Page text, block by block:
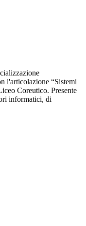
l'articolazione “Sistemi
Coreutico. Presente
informatici, di